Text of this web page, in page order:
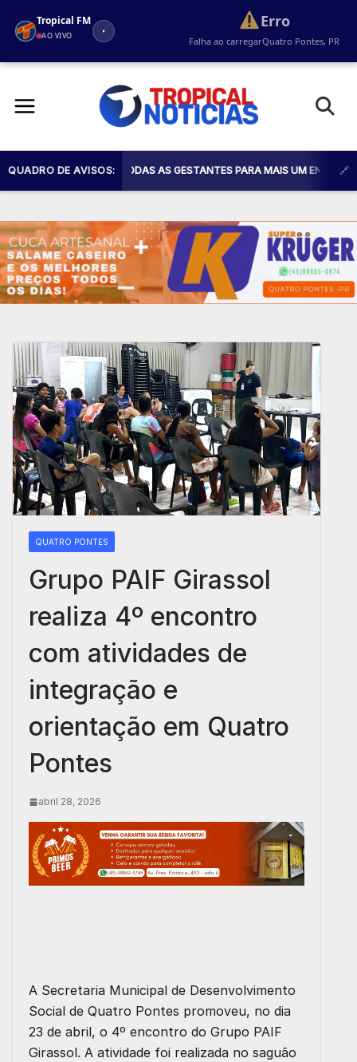
Tropical FM
AO VIVO
Erro
Falha ao carregarQuatro Pontes, PR
QUADRO DE AVISOS:
CONVIDA TODAS AS GESTANTES PARA MAIS UM ENCONTRO DO
QUATRO PONTES
Grupo PAIF Girassol
realiza 4º encontro
com atividades de
integração e
orientação em Quatro
Pontes
abril 28, 2026
A Secretaria Municipal de Desenvolvimento
Social de Quatro Pontes promoveu, no dia
23 de abril, o 4º encontro do Grupo PAIF
Girassol. A atividade foi realizada no saguão